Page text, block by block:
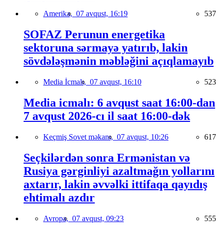
Amerika, 07 avqust, 16:19 537
SOFAZ Perunun energetika
sektoruna sərmayə yatırıb, lakin
sövdələşmənin məbləğini açıqlamayıb
Media İcmalı, 07 avqust, 16:10 523
Media icmalı: 6 avqust saat 16:00-dan
7 avqust 2026-cı il saat 16:00-dək
Keçmiş Sovet məkanı, 07 avqust, 10:26 617
Seçkilərdən sonra Ermənistan və
Rusiya gərginliyi azaltmağın yollarını
axtarır, lakin əvvəlki ittifaqa qayıdış
ehtimalı azdır
Avropa, 07 avqust, 09:23 555